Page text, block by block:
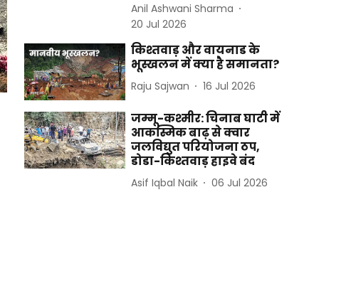
Anil Ashwani Sharma
20 Jul 2026
किश्तवाड़ और वायनाड के
भूस्खलन में क्या है समानता?
Raju Sajwan 16 Jul 2026
जम्मू-कश्मीर: चिनाब घाटी में
आकस्मिक बाढ़ से क्वार
जलविद्युत परियोजना ठप,
डोडा-किश्तवाड़ हाइवे बंद
Asif Iqbal Naik 06 Jul 2026